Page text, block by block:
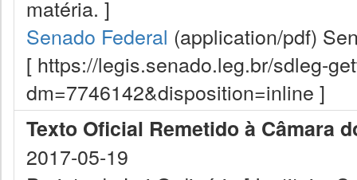
matéria. ]
Senado Federal (application/pdf)
[ https://legis.senado.leg.br/sdleg-
dm=7746142&disposition=inline ]
Texto Oficial Remetido à Câmara
2017-05-19